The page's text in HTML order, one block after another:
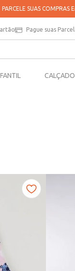
PARCELE SUAS COMPRAS
Pague suas